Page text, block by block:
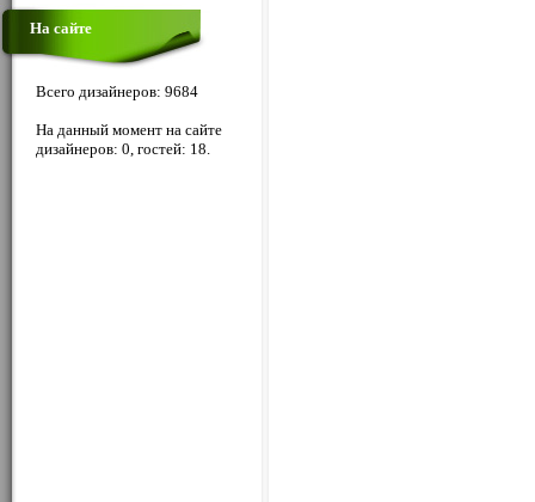
На сайте
Всего дизайнеров: 9684
На данный момент на сайте
дизайнеров: 0, гостей: 18.